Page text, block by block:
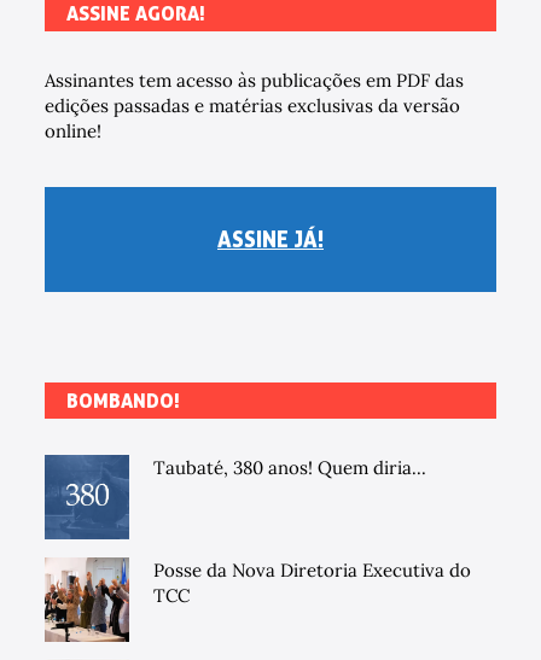
ASSINE AGORA!
Assinantes tem acesso às publicações em PDF das
edições passadas e matérias exclusivas da versão
online!
ASSINE JÁ!
BOMBANDO!
Taubaté, 380 anos! Quem diria...
Posse da Nova Diretoria Executiva do
TCC